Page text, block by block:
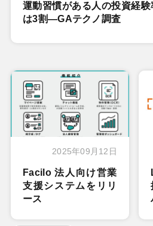
運動習慣がある人の投資経
は3割―GAテクノ調査
2025年09月12日
Facilo 法人向け営業
支援システムをリリ
ース